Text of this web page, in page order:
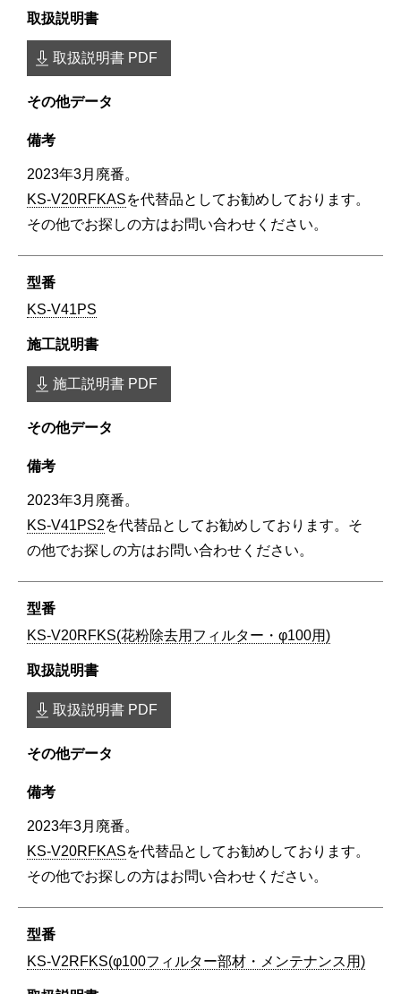
取扱説明書 PDF
2023年3月廃番。
KS-V20RFKASを代替品としてお勧めしております。
その他でお探しの方はお問い合わせください。
KS-V41PS
施工説明書 PDF
2023年3月廃番。
KS-V41PS2を代替品としてお勧めしております。そ
の他でお探しの方はお問い合わせください。
KS-V20RFKS(花粉除去用フィルター・φ100用)
取扱説明書 PDF
2023年3月廃番。
KS-V20RFKASを代替品としてお勧めしております。
その他でお探しの方はお問い合わせください。
KS-V2RFKS(φ100フィルター部材・メンテナンス用)